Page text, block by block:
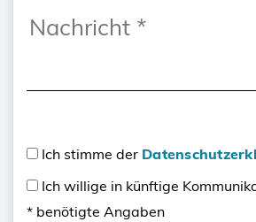
Ich stimme der
Ich willige in künftige
* benötigte Angaben